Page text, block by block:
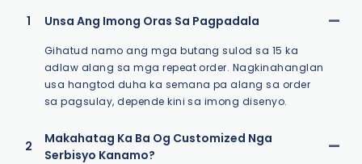
1 Unsa Ang Imong Oras Sa Pagpadala
Gihatud namo ang mga butang sulod sa 15 ka
adlaw alang sa mga repeat order. Nagkinahanglan
usa hangtod duha ka semana pa alang sa order
sa pagsulay, depende kini sa imong disenyo.
2
Makahatag Ka Ba Og Customized Nga
Serbisyo Kanamo?